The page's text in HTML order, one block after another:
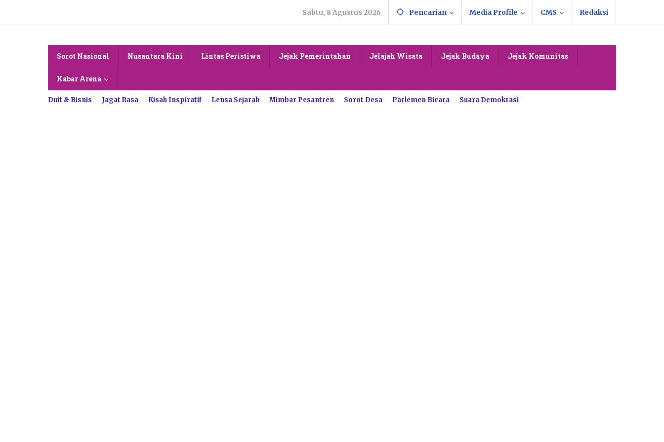
konten
Sabtu, 8 Agustus 2026 Pencarian Media Profile CMS Redaksi
Sorot Nasional Nusantara Kini Lintas Peristiwa Jejak Pemerintahan Jelajah Wisata Jejak Budaya Jejak Komunitas
Kabar Arena
Duit & Bisnis Jagat Rasa Kisah Inspiratif Lensa Sejarah Mimbar Pesantren Sorot Desa Parlemen Bicara Suara Demokrasi